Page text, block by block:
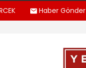
Haber Gönder